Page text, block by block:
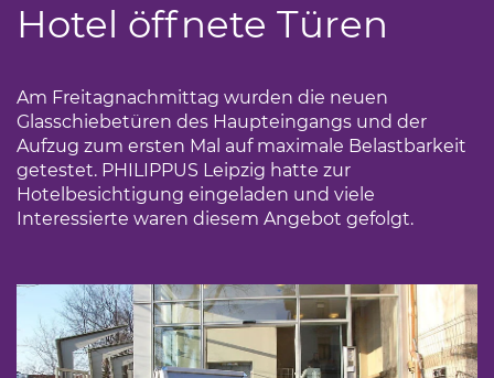
Hotel öffnete Türen
Am Freitagnachmittag wurden die neuen
Glasschiebetüren des Haupteingangs und der
Aufzug zum ersten Mal auf maximale Belastbarkeit
getestet. PHILIPPUS Leipzig hatte zur
Hotelbesichtigung eingeladen und viele
Interessierte waren diesem Angebot gefolgt.